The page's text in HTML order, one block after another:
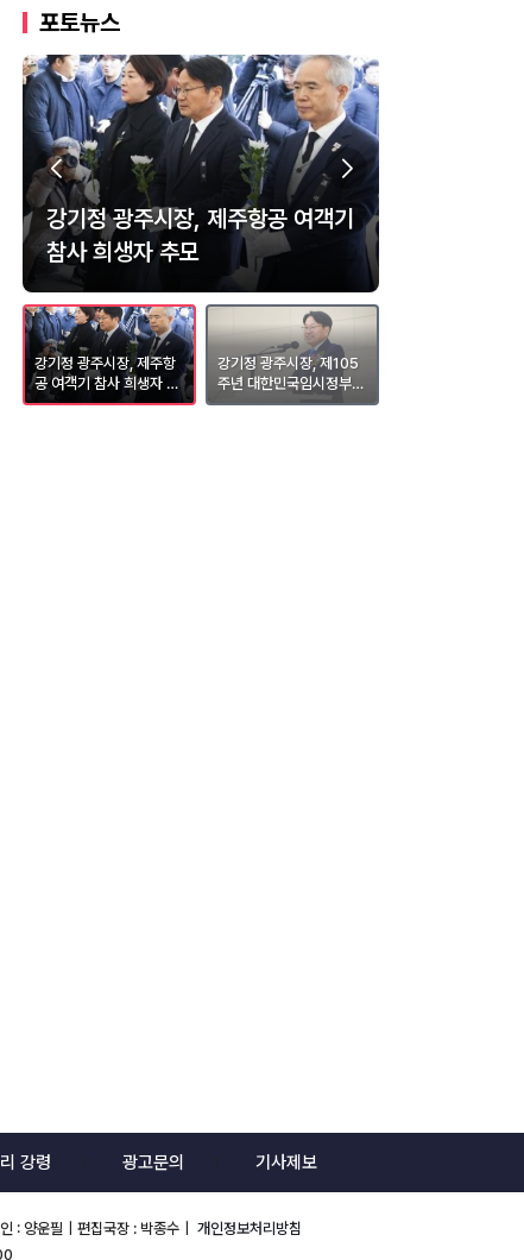
포토뉴스
광주&#8231;전남 설맞이 직거래
상생장터 성료
강기정 광주시장, 제주항공 여객기
참사 희생자 추모
강기정 광주시장, 제105주년 대한
민국임시정부수립 기념식 참석
강기정 광주광역시장, KIA타이거
즈 홈 개막전 시구
강기정 광주시장, 제주항
공 여객기 참사 희생자 추
모
강기정 광주시장, 제105
주년 대한민국임시정부수
립 기념식 참석
강령 광고문의 기사제보
: 양운필｜편집국장 : 박종수｜ 개인정보처리방침